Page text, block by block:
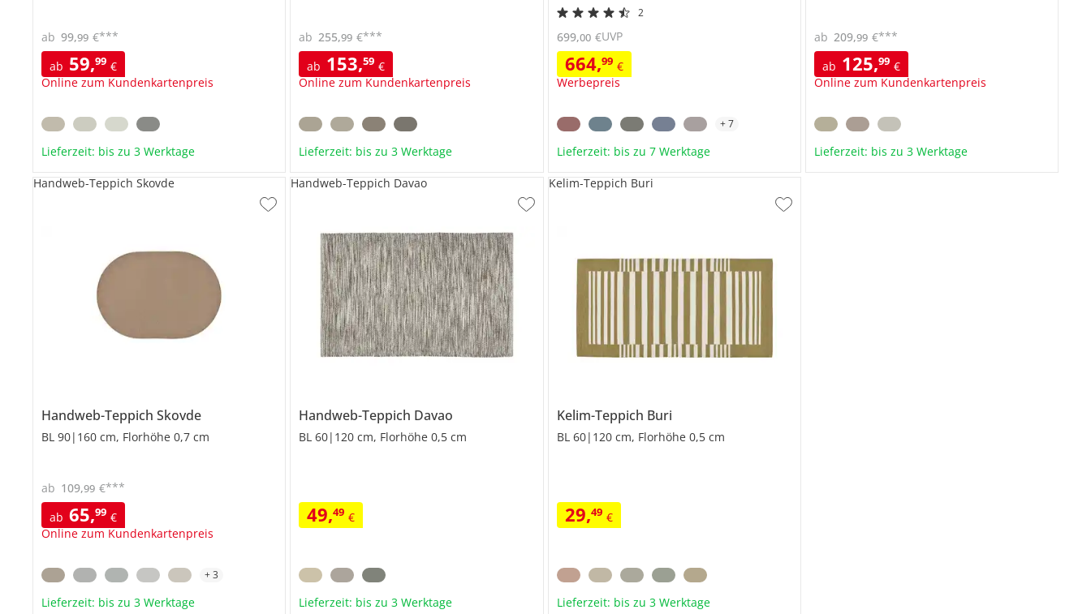
ab 59,99 €
Online zum Kundenkartenpreis
ab 99,99 €***
Lieferzeit: bis zu 3 Werktage
ab 153,59 €
Online zum Kundenkartenpreis
ab 255,99 €***
Lieferzeit: bis zu 3 Werktage
2
664,99 €
Werbepreis
699,00 €UVP
+7
Lieferzeit: bis zu 7 Werktage
ab 125,99 €
Online zum Kundenkartenpreis
ab 209,99 €***
Lieferzeit: bis zu 3 Werktage
Handweb-TeppichSkovde
BL 90|160 cm, Florhöhe 0,7 cm
ab 65,99 €
Online zum Kundenkartenpreis
ab 109,99 €***
Handweb-Teppich Skovde
+3
Lieferzeit: bis zu 3 Werktage
Handweb-Teppich Davao
BL 60|120 cm, Florhöhe 0,5 cm
49,49 €
Handweb-Teppich Davao
Lieferzeit: bis zu 3 Werktage
Kelim-Teppich Buri
BL 60|120 cm, Florhöhe 0,5 cm
29,49 €
Kelim-Teppich Buri
Lieferzeit: bis zu 3 Werktage